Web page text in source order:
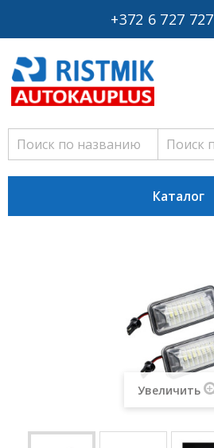
+372 6 727 727
Каталог
Увеличить